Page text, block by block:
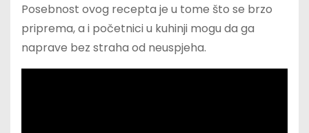
Posebnost ovog recepta je u tome što se brzo
priprema, a i početnici u kuhinji mogu da ga
naprave bez straha od neuspjeha.